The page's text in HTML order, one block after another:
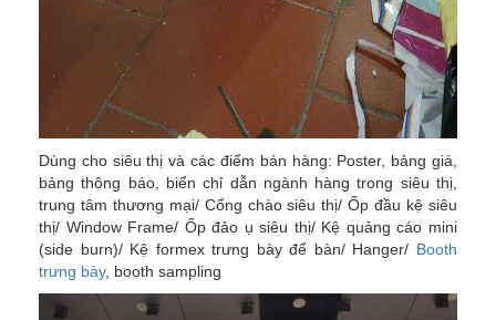
Dùng cho siêu thị và các điểm bán hàng: Poster, bảng giá,
bảng thông báo, biển chỉ dẫn ngành hàng trong siêu thị,
trung tâm thương mại/ Cổng chào siêu thị/ Ốp đầu kệ siêu
thị/ Window Frame/ Ốp đảo ụ siêu thị/ Kệ quảng cáo mini
(side burn)/ Kệ formex trưng bày để bàn/ Hanger/ Booth
trưng bày, booth sampling